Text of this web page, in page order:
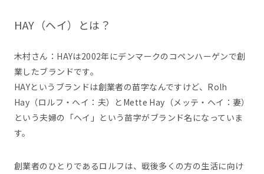
HAY（ヘイ）とは？
木村さん：HAYは2002年にデンマークのコペンハーゲンで創
業したブランドです。
HAYというブランドは創業者の苗字なんですけど、Rolh
Hay（ロルフ・ヘイ：夫）とMette Hay（メッテ・ヘイ：妻）
という夫婦の「ヘイ」という苗字がブランド名になっていま
す。
創業者のひとりであるロルフは、戦後多くの方の生活に向け